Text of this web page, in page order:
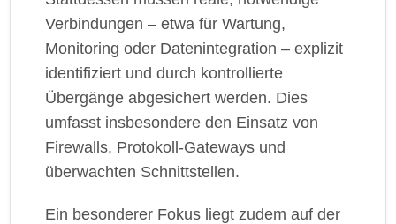
Verbindungen – etwa für Wartung,
Monitoring oder Datenintegration – explizit
identifiziert und durch kontrollierte
Übergänge abgesichert werden. Dies
umfasst insbesondere den Einsatz von
Firewalls, Protokoll-Gateways und
überwachten Schnittstellen.
Ein besonderer Fokus liegt zudem auf der